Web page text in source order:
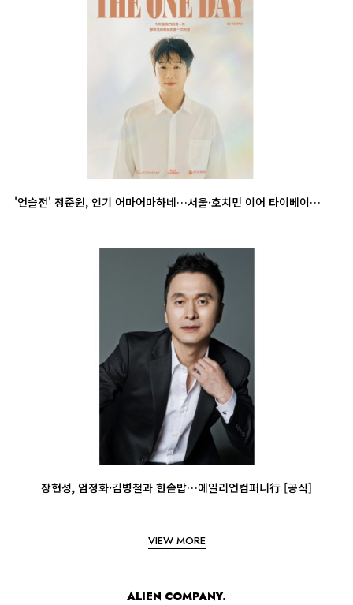
'언슬전' 정준원, 인기 어마어마하네…서울·호치민 이어 타이베이까지 팬미팅 개최 '글로벌 대세'
장현성, 엄정화·김병철과 한솥밥…에일리언컴퍼니行 [공식]
VIEW MORE
ALIEN COMPANY.